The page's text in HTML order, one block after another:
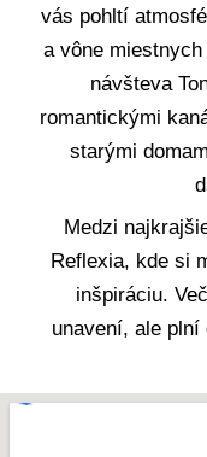
vás pohltí
a vône
návšteva
romantickými
starými
Medzi
Reflexia, kde si
inšpiráciu.
unavení, ale